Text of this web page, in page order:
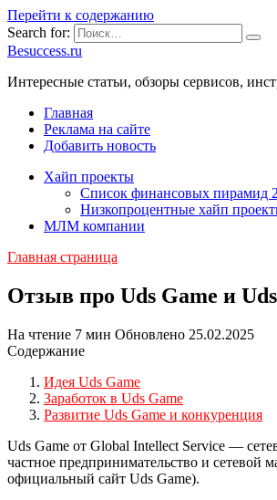
Перейти к содержанию
Search for:
Besuccess.ru
Интересные статьи, обзоры сервисов,
Главная
Реклама на сайте
Добавить новость
Хайп проекты
Список финансовых пирамид
Низкопроцентные хайп
МЛМ компании
Главная страница
Отзыв про Uds Game и
На чтение 7 мин Обновлено 25.02.2025
Содержание
Идея Uds Game
Заработок в Uds Game
Развитие Uds Game и конкуренция
Uds Game от Global Intellect Service —
частное предпринимательство и сетевой
официальный сайт Uds Game).